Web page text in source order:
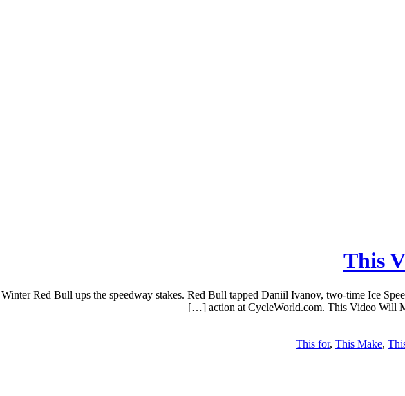
This
Red Bull ups the speedway stakes. Red Bull tapped Daniil Ivanov, two-time Ice
action at CycleWorld.com. This Video Will
This for, This Make,